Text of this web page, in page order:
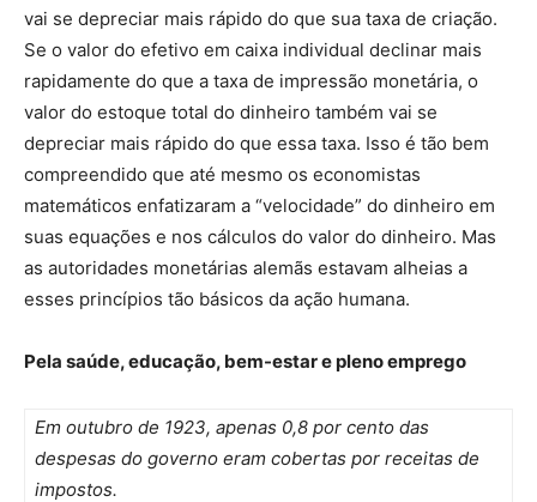
vai se depreciar mais rápido do que sua taxa de criação.
Se o valor do efetivo em caixa individual declinar mais
rapidamente do que a taxa de impressão monetária, o
valor do estoque total do dinheiro também vai se
depreciar mais rápido do que essa taxa. Isso é tão bem
compreendido que até mesmo os economistas
matemáticos enfatizaram a “velocidade” do dinheiro em
suas equações e nos cálculos do valor do dinheiro. Mas
as autoridades monetárias alemãs estavam alheias a
esses princípios tão básicos da ação humana.
Pela saúde, educação, bem-estar e pleno emprego
Em outubro de 1923, apenas 0,8 por cento das
despesas do governo eram cobertas por receitas de
impostos.